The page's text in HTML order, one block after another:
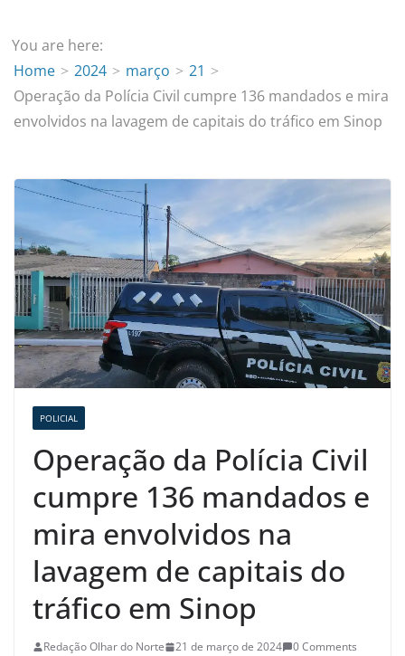
You are here:
Home
2024 março
21
Operação da Polícia Civil cumpre 136 mandados e mira
envolvidos na lavagem de capitais do tráfico em Sinop
POLICIAL
Operação da Polícia Civil
cumpre 136 mandados e
mira envolvidos na
lavagem de capitais do
tráfico em Sinop
Redação Olhar do Norte 21 de março de 2024 0 Comments